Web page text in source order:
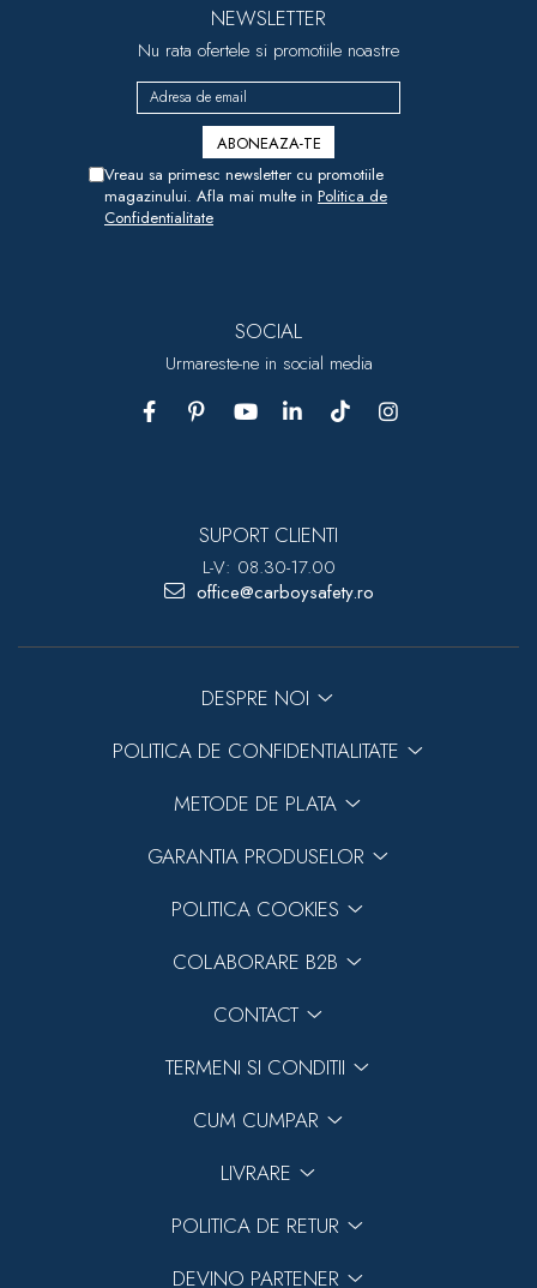
NEWSLETTER
Nu rata ofertele si promotiile noastre
Vreau sa primesc newsletter cu promotiile
magazinului. Afla mai multe in Politica de
Confidentialitate
SOCIAL
Urmareste-ne in social media
SUPORT CLIENTI
L-V: 08.30-17.00
office@carboysafety.ro
DESPRE NOI
POLITICA DE CONFIDENTIALITATE
METODE DE PLATA
GARANTIA PRODUSELOR
POLITICA COOKIES
COLABORARE B2B
CONTACT
TERMENI SI CONDITII
CUM CUMPAR
LIVRARE
POLITICA DE RETUR
DEVINO PARTENER